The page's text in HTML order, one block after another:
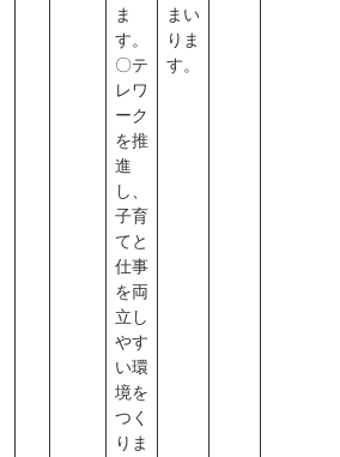
ま
す。
〇テ
レワ
ーク
を推
進
し、
子育
てと
仕事
を両
立し
やす
い環
境を
つく
りま
まい
りま
す。